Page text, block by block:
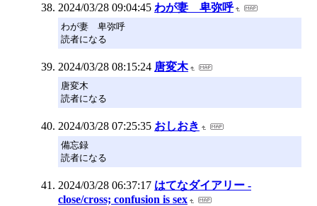
2024/03/28 09:04:45 わが妻 卑弥呼
わが妻 卑弥呼
読者になる
2024/03/28 08:15:24 唐変木
唐変木
読者になる
2024/03/28 07:25:35 おしおき
備忘録
読者になる
2024/03/28 06:37:17 はてなダイアリー -
close/cross; confusion is sex